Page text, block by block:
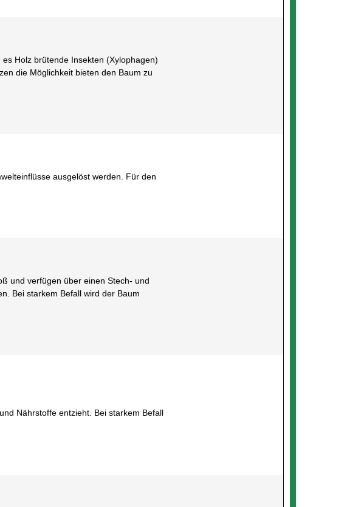
Holz brütende Insekten (Xylophagen)
die Möglichkeit bieten den Baum zu
ausgelöst werden. Für den
und verfügen über einen Stech- und
Bei starkem Befall wird der Baum
Nährstoffe entzieht. Bei starkem Befall